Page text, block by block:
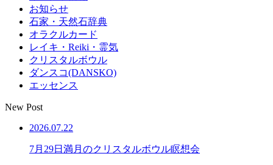
お知らせ
石家・天然石辞典
オラクルカード
レイキ・Reiki・霊気
クリスタルボウル
ダンスコ(DANSKO)
エッセンス
New Post
2026.07.22
7月29日満月のクリスタルボウル瞑想会